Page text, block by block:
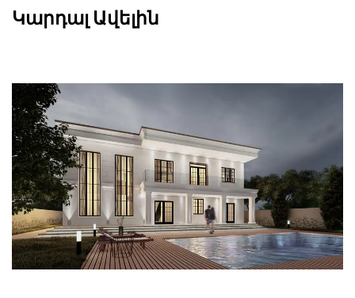
Կարդալ Ավելին